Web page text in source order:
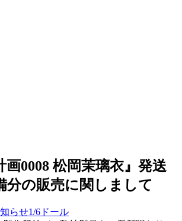
画0008 松岡茉璃衣』発送
分の販売に関しまして
らせ1/6ドール